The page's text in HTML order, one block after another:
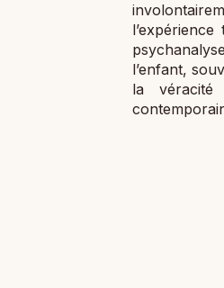
l’enfant,
la véracité